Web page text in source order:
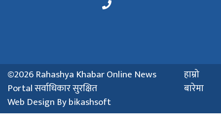
©2026 Rahashya Khabar Online News
Portal सर्वाधिकार सुरक्षित
हाम्रो
बारेमा
Web Design Bybikashsoft